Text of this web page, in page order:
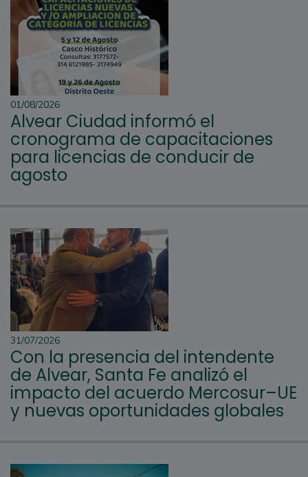
01/08/2026
Alvear Ciudad informó el
cronograma de capacitaciones
para licencias de conducir de
agosto
31/07/2026
Con la presencia del intendente
de Alvear, Santa Fe analizó el
impacto del acuerdo Mercosur–UE
y nuevas oportunidades globales